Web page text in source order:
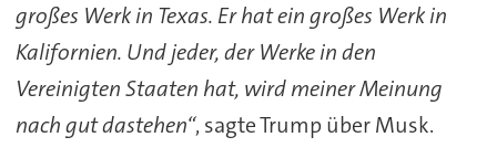
großes Werk in Texas. Er hat ein großes Werk in
Kalifornien. Und jeder, der Werke in den
Vereinigten Staaten hat, wird meiner Meinung
nach gut dastehen“, sagte Trump über Musk.